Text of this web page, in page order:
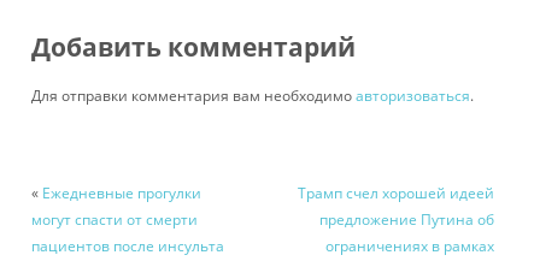
Добавить комментарий
Для отправки комментария вам необходимоавторизоваться.
« Ежедневные прогулки
могут спасти от смерти
пациентов после инсульта
Трамп счел хорошей идеей
предложение Путина об
ограничениях в рамках